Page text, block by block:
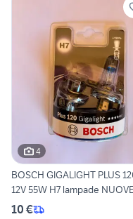
4
BOSCH GIGALIGHT PLUS
12V 55W H7 lampade
10 €